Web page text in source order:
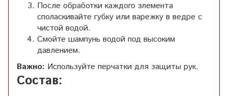
После обработки каждого элемента
споласкивайте губку или варежку в ведре с
чистой водой.
Смойте шампунь водой под высоким
давлением.
Важно: Используйте перчатки для защиты рук.
Состав: